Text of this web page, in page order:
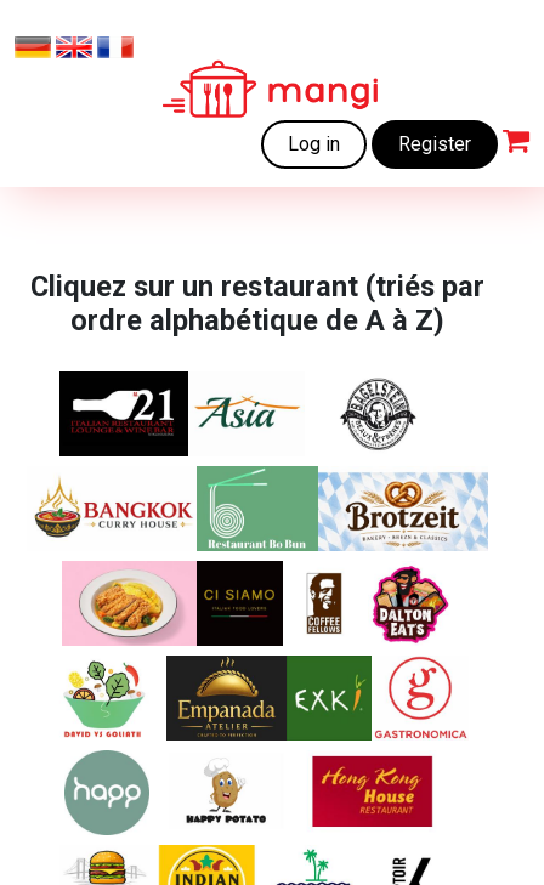
Log in Register
Cliquez sur un restaurant (triés par
ordre alphabétique de A à Z)